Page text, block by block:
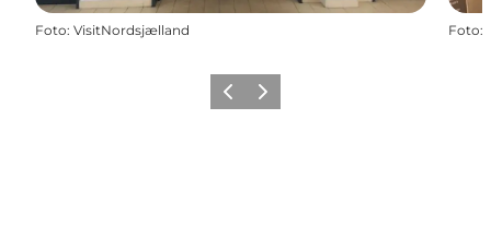
Foto: VisitNordsjælland Foto:
ZurückWeiter